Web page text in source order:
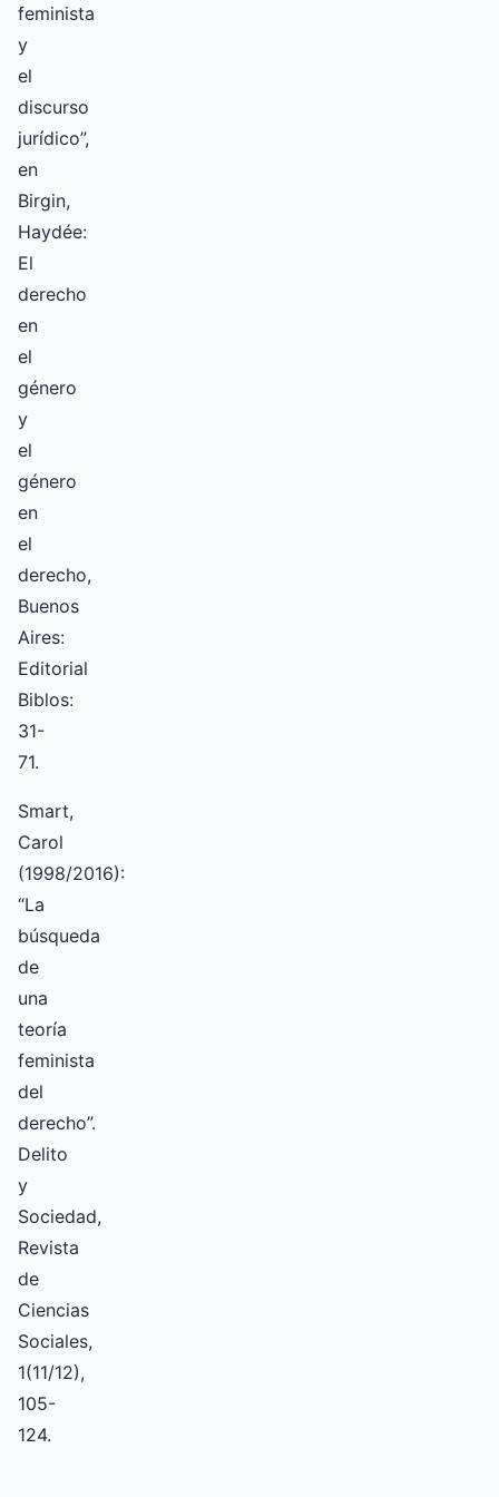
feminista
y
el
discurso
jurídico”,
en
Birgin,
Haydée:
El
derecho
en
el
género
y
el
género
en
el
derecho,
Buenos
Aires:
Editorial
Biblos:
31-
71.
Smart,
Carol
(1998/2016):
“La
búsqueda
de
una
teoría
feminista
del
derecho”.
Delito
y
Sociedad,
Revista
de
Ciencias
Sociales,
1(11/12),
105-
124.